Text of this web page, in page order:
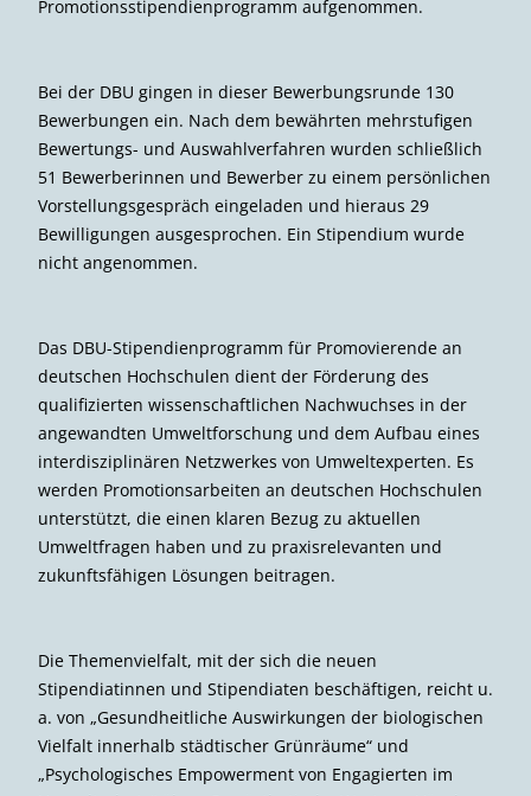
Promotionsstipendienprogramm aufgenommen.
Bei der DBU gingen in dieser Bewerbungsrunde 130
Bewerbungen ein. Nach dem bewährten mehrstufigen
Bewertungs- und Auswahlverfahren wurden schließlich
51 Bewerberinnen und Bewerber zu einem persönlichen
Vorstellungsgespräch eingeladen und hieraus 29
Bewilligungen ausgesprochen. Ein Stipendium wurde
nicht angenommen.
Das DBU-Stipendienprogramm für Promovierende an
deutschen Hochschulen dient der Förderung des
qualifizierten wissenschaftlichen Nachwuchses in der
angewandten Umweltforschung und dem Aufbau eines
interdisziplinären Netzwerkes von Umweltexperten. Es
werden Promotionsarbeiten an deutschen Hochschulen
unterstützt, die einen klaren Bezug zu aktuellen
Umweltfragen haben und zu praxisrelevanten und
zukunftsfähigen Lösungen beitragen.
Die Themenvielfalt, mit der sich die neuen
Stipendiatinnen und Stipendiaten beschäftigen, reicht u.
a. von „Gesundheitliche Auswirkungen der biologischen
Vielfalt innerhalb städtischer Grünräume“ und
„Psychologisches Empowerment von Engagierten im